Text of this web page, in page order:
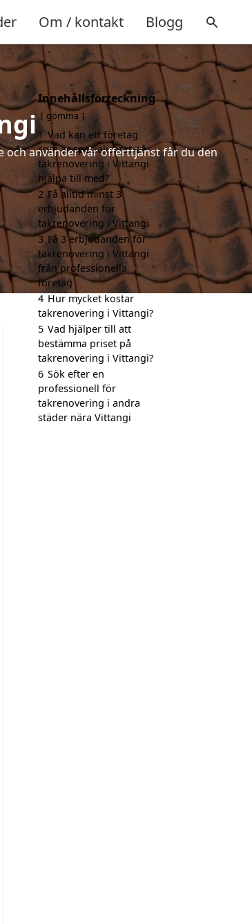
Om / kontakt Blogg
och använder vår offerttjänst får du den
Innehållsförteckning
gömma
1 Vad kan ett företag
som är specialiserat på
takrenovering i Vittangi
hjälpa till med?
2 Få alltid minst 3
erbjudanden för
takrenovering i Vittangi
3 Få 3 erbjudanden för
takrenovering i Vittangi
från professionella
företag
4 Hur mycket kostar
takrenovering i Vittangi?
5 Vad hjälper till att
bestämma priset på
takrenovering i Vittangi?
6 Sök efter en
professionell för
takrenovering i andra
städer nära Vittangi